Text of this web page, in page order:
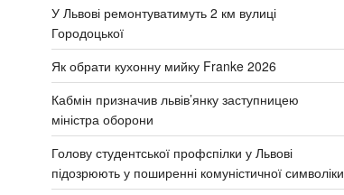
У Львові ремонтуватимуть 2 км вулиці
Городоцької
Як обрати кухонну мийку Franke 2026
Кабмін призначив львів’янку заступницею
міністра оборони
Голову студентської профспілки у Львові
підозрюють у поширенні комуністичної символіки